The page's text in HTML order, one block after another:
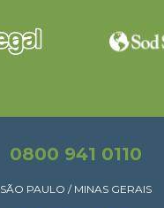
0800 941 0110
SÃO PAULO / MINAS GERAIS